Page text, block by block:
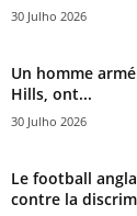
30 Julho 2026
Un homme
Hills, ont...
30 Julho 2026
Le football
contre la